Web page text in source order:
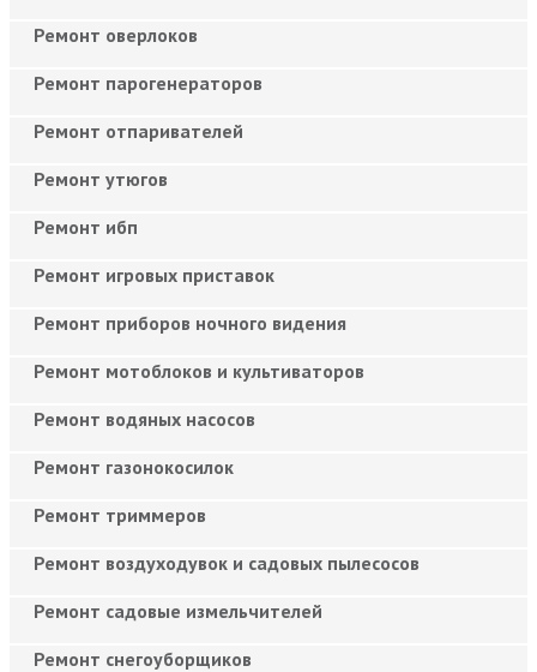
Ремонт оверлоков
Ремонт парогенераторов
Ремонт отпаривателей
Ремонт утюгов
Ремонт ибп
Ремонт игровых приставок
Ремонт приборов ночного видения
Ремонт мотоблоков и культиваторов
Ремонт водяных насосов
Ремонт газонокосилок
Ремонт триммеров
Ремонт воздуходувок и садовых пылесосов
Ремонт садовые измельчителей
Ремонт снегоуборщиков